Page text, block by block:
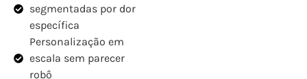
segmentadas por dor
específica
Personalização em
escala sem parecer
robô